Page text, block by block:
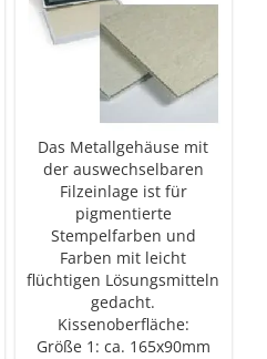
Das Metallgehäuse mit
der auswechselbaren
Filzeinlage ist für
pigmentierte
Stempelfarben und
Farben mit leicht
flüchtigen Lösungsmitteln
gedacht.
Kissenoberfläche:
Größe 1: ca. 165x90mm